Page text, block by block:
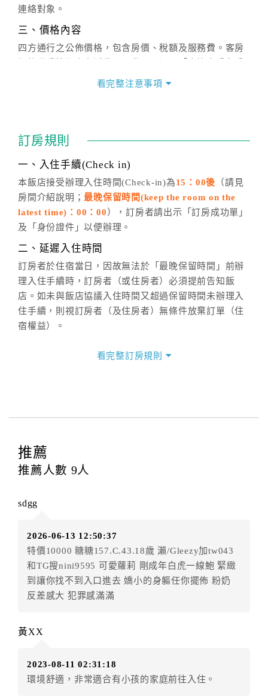
連絡對象。
三、價格內容
四方通行之公佈價格，包含房價、稅額及服務費。客房
價」之當日價格為標準。
話方式異動訂單。
※非客服時間之申辦異動，皆為次日計算及辦理。
五、客服時間
週一至週日，上午9:00～晚上6:00
六、聯絡方式
(07)9682715 。
看完整注意事項
訂房規則
一、入住手續(Check in)
本飯店接受辦理入住時間(Check-in)為15：00後 （請見
房間介紹說明；最晚保留時間(keep the room on the
latest time)：00：00 ），訂房者請出示「訂房成功單」
及「身份證件」以便辦理。
二、延遲入住時間
訂房者於住宿當日，因故無法於「最晚保留時間」前辦
理入住手續時，訂房者（或住房者）必須提前告知飯
店。如未與飯店協議入住時間又超過保留時間未辦理入
住手續，則視訂房者（及住房者）無條件放棄訂單（住
宿權益）。
四、訂單異動
提出申辦不得異動訂單。
每筆訂單異動限定
辦理取消退款。
房者應補足差額。（限原訂飯店）
房者不得要求退其差額。（限原訂飯店）
五、保留住宿權益(保留住房)
．訂房者因故辦理訂單異動，本飯店可接受保留住宿金
額12個月限原訂飯店），異動完成後不得辦理取消退
店客滿，敬請及早計畫，如逾時未提出申辦，視同無條
．每筆訂單異動限定乙次，限原訂飯店，異動完成後不
得辦理取消退款。
看完整訂房規則
推薦
推薦人數 9人
sdgg
2026-06-13 12:50:37
特價10000 糖糖157.C.43.18歲 瀨/Gleezy加tw043
和TG搜nini9595 可愛蘿莉 剛成年白虎一線鮑 緊緻
到讓你找不到入口進去 嬌小的身軀任你擺佈 粉奶
反差感大 犯罪感滿滿
黃XX
2023-08-11 02:31:18
環境舒適，非常適合有小孩的家庭前往入住。